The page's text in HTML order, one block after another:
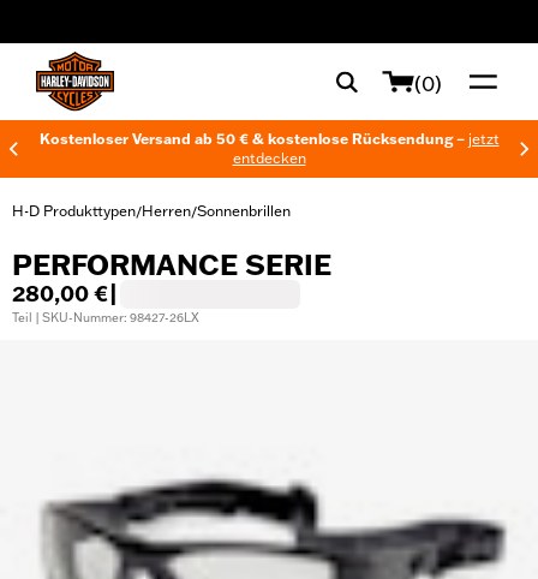
(0)
Kostenloser Versand ab 50 € & kostenlose Rücksendung – jetzt
entdecken
H-D Produkttypen/Herren/Sonnenbrillen
PERFORMANCE SERIE
280,00 €
Teil | SKU-Nummer: 98427-26LX